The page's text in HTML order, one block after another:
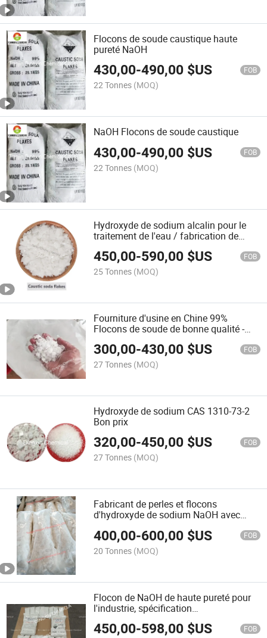
Flocons de soude caustique haute
pureté NaOH
430,00-490,00 $US FOB
22 Tonnes (MOQ)
NaOH Flocons de soude caustique
430,00-490,00 $US FOB
22 Tonnes (MOQ)
Hydroxyde de sodium alcalin pour le
traitement de l'eau / fabrication de
papier, impression, teinture, médecine,
métallurgie, fibre chimique,
électroplacage
450,00-590,00 $US FOB
25 Tonnes (MOQ)
Fourniture d'usine en Chine 99%
Flocons de soude de bonne qualité -
Flocons d'alcali de grade alimentaire
industriel
300,00-430,00 $US FOB
27 Tonnes (MOQ)
Hydroxyde de sodium CAS 1310-73-2
Bon prix
320,00-450,00 $US FOB
27 Tonnes (MOQ)
Fabricant de perles et flocons
d'hydroxyde de sodium NaOH avec
personnalisé disponible
400,00-600,00 $US FOB
20 Tonnes (MOQ)
Flocon de NaOH de haute pureté pour
l'industrie, spécification
450,00-598,00 $US FOB